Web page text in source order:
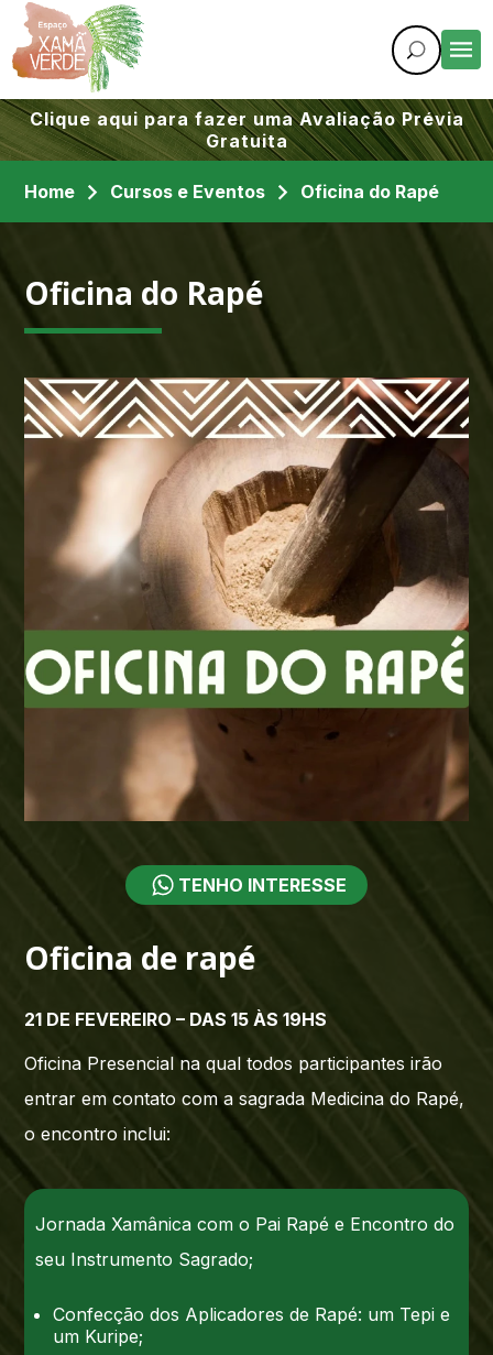
Clique aqui para fazer uma Avaliação Prévia
Gratuita
Home Cursos e Eventos Oficina do Rapé
Oficina do Rapé
TENHO INTERESSE
Oficina de rapé
21 DE FEVEREIRO – DAS 15 ÀS 19HS
Oficina Presencial na qual todos participantes irão
entrar em contato com a sagrada Medicina do Rapé,
o encontro inclui:
Jornada Xamânica com o Pai Rapé e Encontro do
seu Instrumento Sagrado;
Confecção dos Aplicadores de Rapé: um Tepi e
um Kuripe;